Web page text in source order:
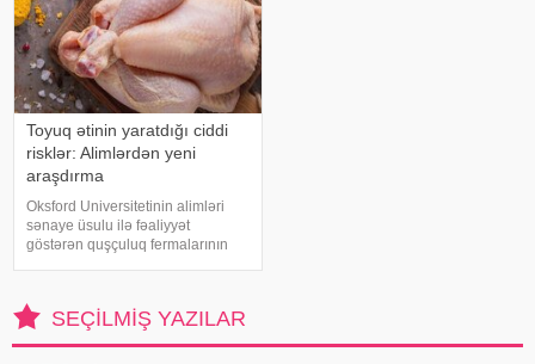
Toyuq ətinin yaratdığı ciddi
risklər: Alimlərdən yeni
araşdırma
Oksford Universitetinin alimləri
sənaye üsulu ilə fəaliyyət
göstərən quşçuluq fermalarının
biləcəyini bildiriblər. xəbər verir ki,
araşdırma zamanı son 45 i
SEÇILMIŞ YAZILAR